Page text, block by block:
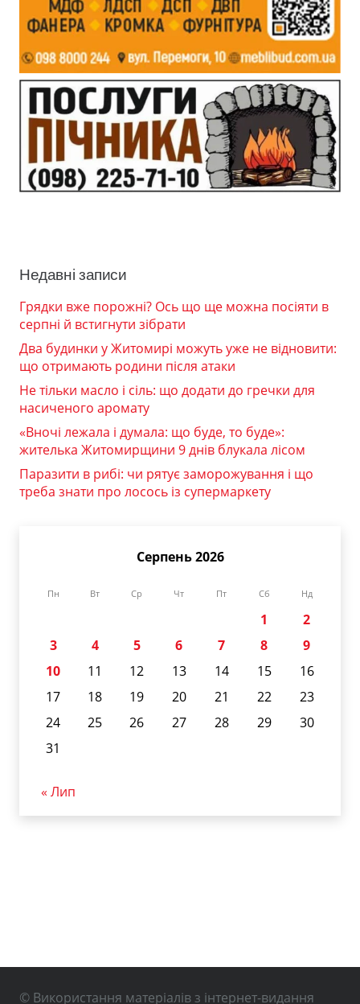
Недавні записи
Грядки вже порожні? Ось що ще можна посіяти в
серпні й встигнути зібрати
Два будинки у Житомирі можуть уже не відновити:
що отримають родини після атаки
Не тільки масло і сіль: що додати до гречки для
насиченого аромату
«Вночі лежала і думала: що буде, то буде»:
жителька Житомирщини 9 днів блукала лісом
Паразити в рибі: чи рятує заморожування і що
треба знати про лосось із супермаркету
Серпень 2026
Пн Вт Ср Чт Пт Сб Нд
1
2
3
4 5 6 7 8
9
10
11 12 13 14 15
16
17
18 19 20 21 22
23
24
25 26 27 28 29
30
31
« Лип
© Використання матеріалів з інтернет-видання